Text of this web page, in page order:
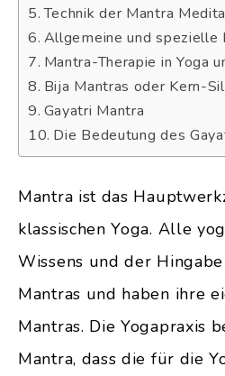
Technik der Mantra
Allgemeine und spezielle
Mantra-Therapie in Yoga
Bija Mantras oder Kern-
Gayatri Mantra
Die Bedeutung des
Mantra ist das
klassischen Yoga. Alle
Wissens und der
Mantras und haben ihre
Mantras. Die Yogapraxis
Mantra, dass die für die